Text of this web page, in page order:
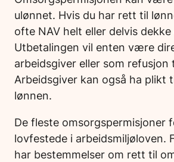
ulønnet. Hvis du har rett til
ofte NAV helt eller delvis
Utbetalingen vil enten være
arbeidsgiver eller som refusjon
Arbeidsgiver kan også ha plikt
lønnen.
De fleste omsorgspermisjoner
lovfestede i arbeidsmiljøloven.
har bestemmelser om rett til